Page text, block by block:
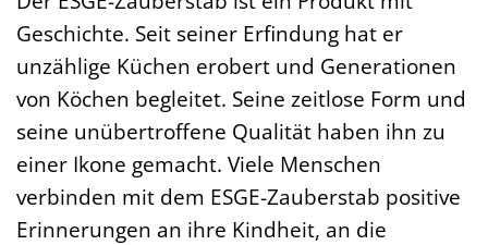
Geschichte. Seit seiner Erfindung hat er
unzählige Küchen erobert und Generationen
von Köchen begleitet. Seine zeitlose Form und
seine unübertroffene Qualität haben ihn zu
einer Ikone gemacht. Viele Menschen
verbinden mit dem ESGE-Zauberstab positive
Erinnerungen an ihre Kindheit, an die